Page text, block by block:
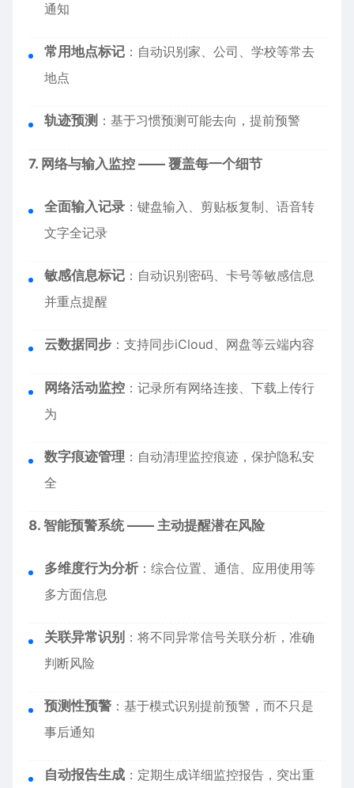
通知
常用地点标记 ：自动识别家、公司、学校等常去
地点
轨迹预测 ：基于习惯预测可能去向，提前预警
7. 网络与输入监控 —— 覆盖每一个细节
全面输入记录 ：键盘输入、剪贴板复制、语音转
文字全记录
敏感信息标记 ：自动识别密码、卡号等敏感信息
并重点提醒
云数据同步 ：支持同步iCloud、网盘等云端内容
网络活动监控 ：记录所有网络连接、下载上传行
为
数字痕迹管理 ：自动清理监控痕迹，保护隐私安
全
8. 智能预警系统 —— 主动提醒潜在风险
多维度行为分析 ：综合位置、通信、应用使用等
多方面信息
关联异常识别 ：将不同异常信号关联分析，准确
判断风险
预测性预警 ：基于模式识别提前预警，而不只是
事后通知
自动报告生成 ：定期生成详细监控报告，突出重